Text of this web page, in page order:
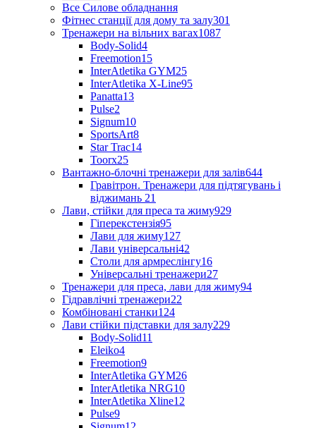
Все Силове обладнання
Фітнес станції для дому та залу301
Тренажери на вільних вагах1087
Body-Solid4
Freemotion15
InterAtletika GYM25
InterAtletika X-Line95
Panatta13
Pulse2
Signum10
SportsArt8
Star Trac14
Toorx25
Вантажно-блочні тренажери для залів644
Гравітрон. Тренажери для підтягувань і
віджимань 21
Лави, стійки для преса та жиму929
Гіперекстензія95
Лави для жиму127
Лави універсальні42
Столи для армреслінгу16
Універсальні тренажери27
Тренажери для преса, лави для жиму94
Гідравлічні тренажери22
Комбіновані станки124
Лави стійки підставки для залу229
Body-Solid11
Eleiko4
Freemotion9
InterAtletika GYM26
InterAtletika NRG10
InterAtletika Xline12
Pulse9